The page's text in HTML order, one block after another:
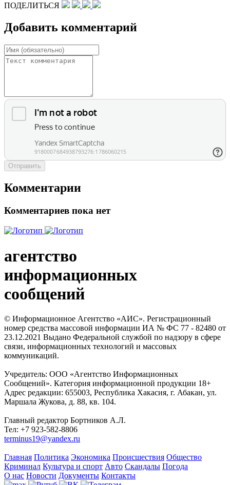
ПОДЕЛИТЬСЯ
Добавить комментарий
Отправить
Комментарии
Комментариев пока нет
агентство
информационных
сообщений
© Информационное Агентство «АИС». Регистрационный
номер средства массовой информации ИА № ФС 77 - 82480 от
23.12.2021 Выдано Федеральной службой по надзору в сфере
связи, информационных технологий и массовых
коммуникаций.
Учредитель: ООО «Агентство Информационных
Сообщений». Категория информационной продукции 18+
Адрес редакции: 655003, Республика Хакасия, г. Абакан, ул.
Маршала Жукова, д. 88, кв. 104.
Главный редактор Бортников А.Л.
Тел: +7 923-582-8806
terminus19@yandex.ru
Главная Политика Экономика Происшествия Общество
Криминал Культура и спорт Авто Скандалы Погода
О нас Новости Документы Контакты